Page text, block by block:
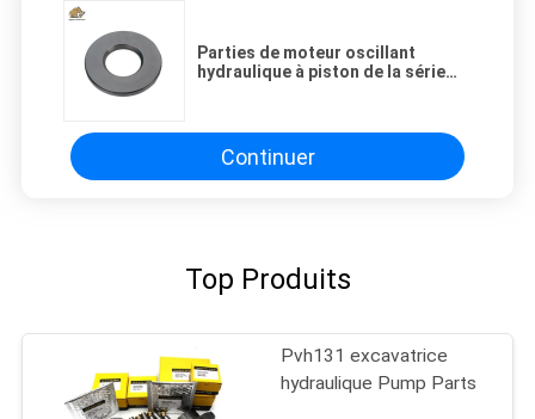
Parties de moteur oscillant
hydraulique à piston de la série
Continuer
Top Produits
Pvh131 excavatrice
hydraulique Pump Parts